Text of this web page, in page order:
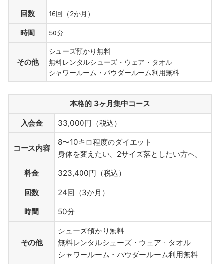
回数 16回（2か月）
時間 50分
その他
シューズ預かり無料
無料レンタルシューズ・ウェア・タオル
シャワールーム・パウダールーム利用無料
本格的 3ヶ月集中コース
入会金 33,000円（税込）
コース内容
8〜10キロ程度のダイエット
身体を変えたい、2サイズ落としたい方へ。
料金 323,400円（税込）
回数 24回（3か月）
時間 50分
その他
シューズ預かり無料
無料レンタルシューズ・ウェア・タオル
シャワールーム・パウダールーム利用無料